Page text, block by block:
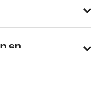
en